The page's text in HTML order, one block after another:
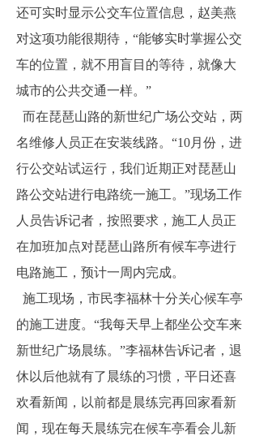
还可实时显示公交车位置信息，赵美燕
对这项功能很期待，“能够实时掌握公交
车的位置，就不用盲目的等待，就像大
城市的公共交通一样。”
而在琵琶山路的新世纪广场公交站，两
名维修人员正在安装线路。“10月份，进
行公交站试运行，我们近期正对琵琶山
路公交站进行电路统一施工。”现场工作
人员告诉记者，按照要求，施工人员正
在加班加点对琵琶山路所有候车亭进行
电路施工，预计一周内完成。
施工现场，市民李福林十分关心候车亭
的施工进度。“我每天早上都坐公交车来
新世纪广场晨练。”李福林告诉记者，退
休以后他就有了晨练的习惯，平日还喜
欢看新闻，以前都是晨练完再回家看新
闻，现在每天晨练完在候车亭看会儿新